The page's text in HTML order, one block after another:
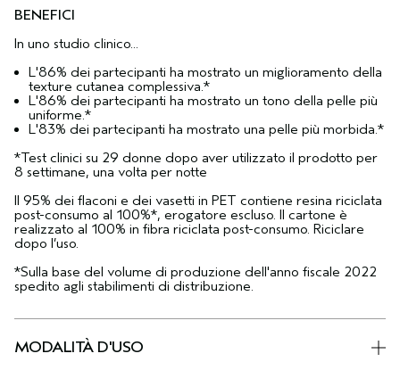
BENEFICI
In uno studio clinico...
L'86% dei partecipanti ha mostrato un miglioramento della
texture cutanea complessiva.*
L'86% dei partecipanti ha mostrato un tono della pelle più
uniforme.*
L'83% dei partecipanti ha mostrato una pelle più morbida.*
*Test clinici su 29 donne dopo aver utilizzato il prodotto per
8 settimane, una volta per notte
Il 95% dei flaconi e dei vasetti in PET contiene resina riciclata
post-consumo al 100%*, erogatore escluso. Il cartone è
realizzato al 100% in fibra riciclata post-consumo. Riciclare
dopo l’uso.
*Sulla base del volume di produzione dell'anno fiscale 2022
spedito agli stabilimenti di distribuzione.
MODALITÀ D'USO